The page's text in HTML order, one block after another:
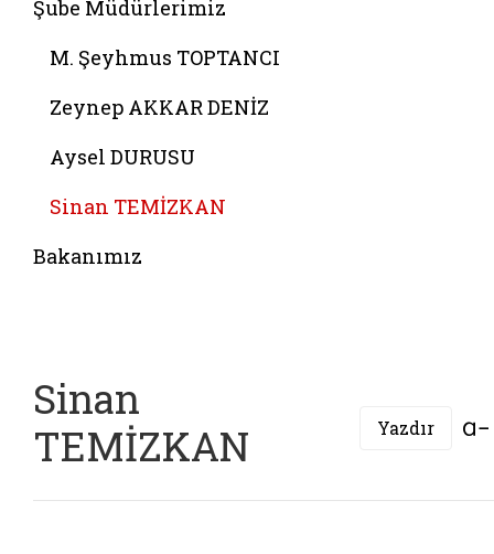
Şube Müdürlerimiz
M. Şeyhmus TOPTANCI
Zeynep AKKAR DENİZ
Aysel DURUSU
Sinan TEMİZKAN
Bakanımız
Sinan
TEMİZKAN
Yazdır